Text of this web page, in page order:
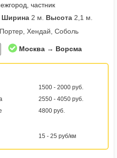
частник
Ширина 2 м. Высота 2,1 м.
Хендай, Соболь
Москва → Ворсма
1500 - 2000 руб.
2550 - 4050 руб.
4800 руб.
15 - 25 руб/км